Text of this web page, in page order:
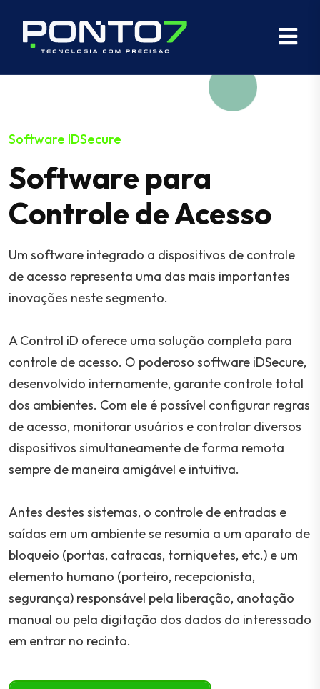
Software IDSecure
Software para
Controle de Acesso
Um software integrado a dispositivos de controle
de acesso representa uma das mais importantes
inovações neste segmento.
A Control iD oferece uma solução completa para
controle de acesso. O poderoso software iDSecure,
desenvolvido internamente, garante controle total
dos ambientes. Com ele é possível configurar regras
de acesso, monitorar usuários e controlar diversos
dispositivos simultaneamente de forma remota
sempre de maneira amigável e intuitiva.
Antes destes sistemas, o controle de entradas e
saídas em um ambiente se resumia a um aparato de
bloqueio (portas, catracas, torniquetes, etc.) e um
elemento humano (porteiro, recepcionista,
segurança) responsável pela liberação, anotação
manual ou pela digitação dos dados do interessado
em entrar no recinto.